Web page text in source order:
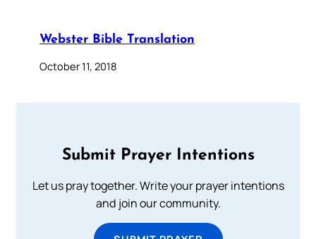
Webster Bible Translation
October 11, 2018
Submit Prayer Intentions
Let us pray together. Write your prayer intentions
and join our community.